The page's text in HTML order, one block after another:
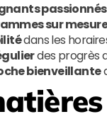
passionnés
sur mesure
dans les
des progrès
bienveillante